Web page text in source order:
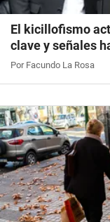
El kicillofismo
clave y señales
Por Facundo La Rosa